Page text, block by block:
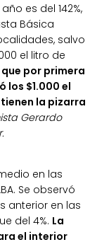
es del 142%,
Básica
salvo
el litro de
por primera
los $1.000 el
la pizarra
Gerardo
en las
Se observó
anterior en las
del 4%. La
el interior